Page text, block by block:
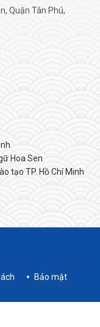
Quận Tân Phú,
Hoa Sen
tạo TP. Hồ Chí Minh
Bảo mật